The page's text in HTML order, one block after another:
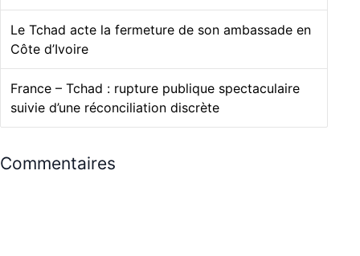
Le Tchad acte la fermeture de son ambassade en
Côte d’Ivoire
France – Tchad : rupture publique spectaculaire
suivie d’une réconciliation discrète
Commentaires